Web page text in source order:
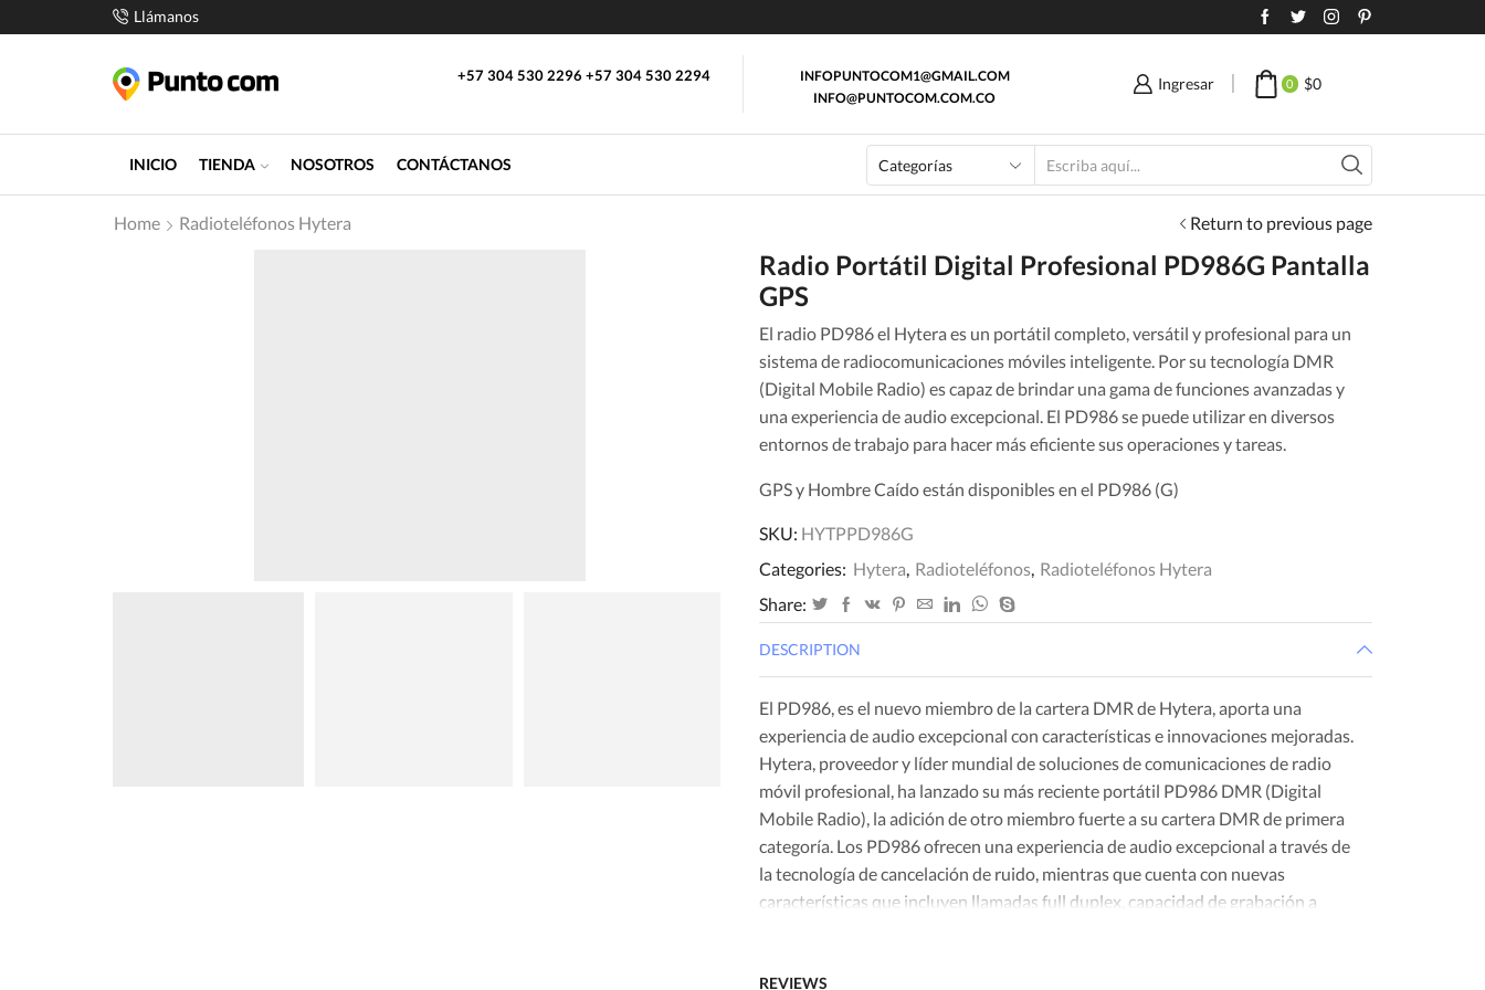
Llámanos
+57 304 530 2296 +57 304 530 2294
INFOPUNTOCOM1@GMAIL.COM
INFO@PUNTOCOM.COM.CO
Ingresar 0 $0
INICIO TIENDA NOSOTROS CONTÁCTANOS
Search
input
Home Radioteléfonos Hytera Return to previous page
Radio Portátil Digital Profesional PD986G Pantalla
GPS
El radio PD986 el Hytera es un portátil completo, versátil y profesional para un
sistema de radiocomunicaciones móviles inteligente. Por su tecnología DMR
(Digital Mobile Radio) es capaz de brindar una gama de funciones avanzadas y
una experiencia de audio excepcional. El PD986 se puede utilizar en diversos
entornos de trabajo para hacer más eficiente sus operaciones y tareas.
GPS y Hombre Caído están disponibles en el PD986 (G)
SKU: HYTPPD986G
Categories: Hytera, Radioteléfonos, Radioteléfonos Hytera
Share:
DESCRIPTION
El PD986, es el nuevo miembro de la cartera DMR de Hytera, aporta una
experiencia de audio excepcional con características e innovaciones mejoradas.
Hytera, proveedor y líder mundial de soluciones de comunicaciones de radio
móvil profesional, ha lanzado su más reciente portátil PD986 DMR (Digital
Mobile Radio), la adición de otro miembro fuerte a su cartera DMR de primera
categoría. Los PD986 ofrecen una experiencia de audio excepcional a través de
la tecnología de cancelación de ruido, mientras que cuenta con nuevas
características que incluyen llamadas full duplex, capacidad de grabación a
REVIEWS